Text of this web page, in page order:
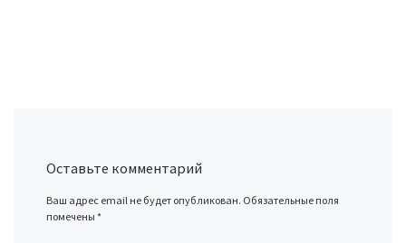
Оставьте комментарий
Ваш адрес email не будет опубликован. Обязательные поля
помечены*